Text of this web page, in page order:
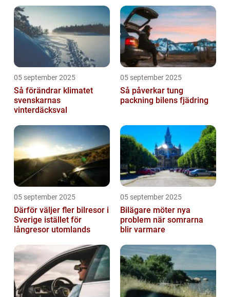
05 september 2025
Så förändrar klimatet
svenskarnas
vinterdäcksval
05 september 2025
Så påverkar tung
packning bilens fjädring
05 september 2025
Därför väljer fler bilresor i
Sverige istället för
långresor utomlands
05 september 2025
Bilägare möter nya
problem när somrarna
blir varmare